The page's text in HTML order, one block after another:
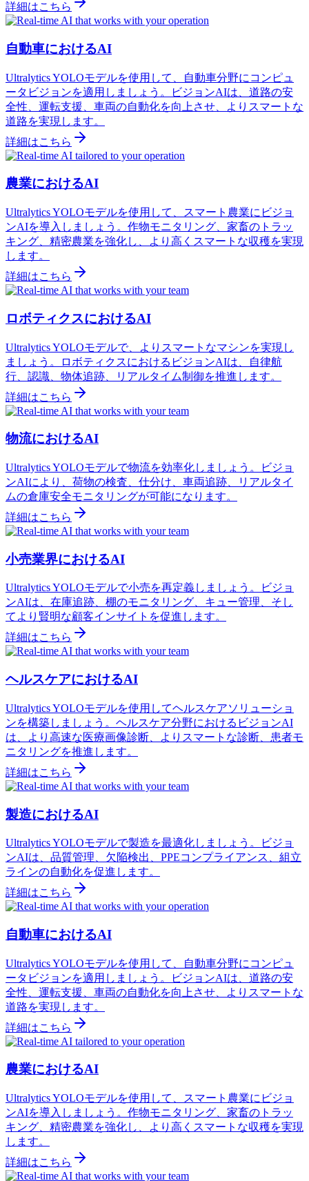
詳細はこちら
自動車におけるAI
Ultralytics YOLOモデルを使用して、自動車分野にコンピュ
ータビジョンを適用しましょう。ビジョンAIは、道路の安
全性、運転支援、車両の自動化を向上させ、よりスマートな
道路を実現します。
詳細はこちら
農業におけるAI
Ultralytics YOLOモデルを使用して、スマート農業にビジョ
ンAIを導入しましょう。作物モニタリング、家畜のトラッ
キング、精密農業を強化し、より高くスマートな収穫を実現
します。
詳細はこちら
ロボティクスにおけるAI
Ultralytics YOLOモデルで、よりスマートなマシンを実現し
ましょう。ロボティクスにおけるビジョンAIは、自律航
行、認識、物体追跡、リアルタイム制御を推進します。
詳細はこちら
物流におけるAI
Ultralytics YOLOモデルで物流を効率化しましょう。ビジョ
ンAIにより、荷物の検査、仕分け、車両追跡、リアルタイ
ムの倉庫安全モニタリングが可能になります。
詳細はこちら
小売業界におけるAI
Ultralytics YOLOモデルで小売を再定義しましょう。ビジョ
ンAIは、在庫追跡、棚のモニタリング、キュー管理、そし
てより賢明な顧客インサイトを促進します。
詳細はこちら
ヘルスケアにおけるAI
Ultralytics YOLOモデルを使用してヘルスケアソリューショ
ンを構築しましょう。ヘルスケア分野におけるビジョンAI
は、より高速な医療画像診断、よりスマートな診断、患者モ
ニタリングを推進します。
詳細はこちら
製造におけるAI
Ultralytics YOLOモデルで製造を最適化しましょう。ビジョ
ンAIは、品質管理、欠陥検出、PPEコンプライアンス、組立
ラインの自動化を促進します。
詳細はこちら
自動車におけるAI
Ultralytics YOLOモデルを使用して、自動車分野にコンピュ
ータビジョンを適用しましょう。ビジョンAIは、道路の安
全性、運転支援、車両の自動化を向上させ、よりスマートな
道路を実現します。
詳細はこちら
農業におけるAI
Ultralytics YOLOモデルを使用して、スマート農業にビジョ
ンAIを導入しましょう。作物モニタリング、家畜のトラッ
キング、精密農業を強化し、より高くスマートな収穫を実現
します。
詳細はこちら